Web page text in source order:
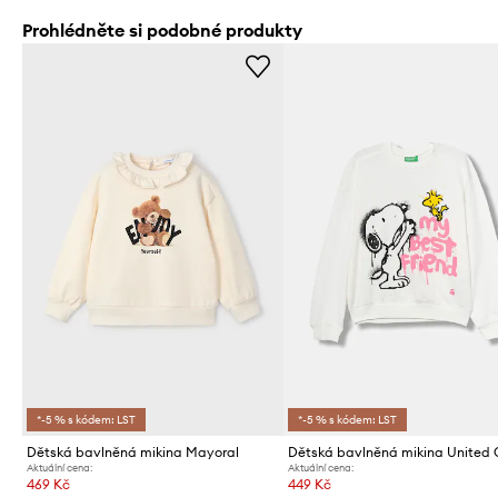
Prohlédněte si podobné produkty
*-5 % s kódem: LST
Dětská bavlněná mikina Mayoral
Aktuální cena:
469 Kč
*-5 % s kódem: LST
Aktuální cena:
449 Kč